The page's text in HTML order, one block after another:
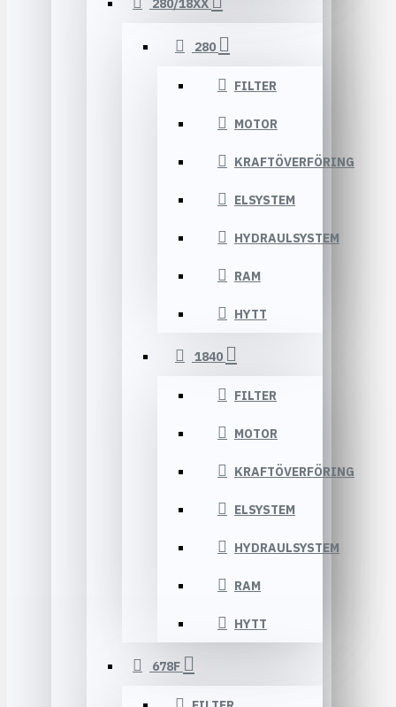
280/18XX
280
FILTER
MOTOR
KRAFTÖVERFÖRING
ELSYSTEM
HYDRAULSYSTEM
RAM
HYTT
1840
FILTER
MOTOR
KRAFTÖVERFÖRING
ELSYSTEM
HYDRAULSYSTEM
RAM
HYTT
678F